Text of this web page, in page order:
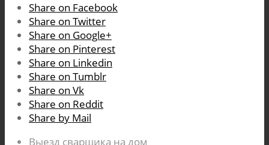
Share on Facebook
Share on Twitter
Share on Google+
Share on Pinterest
Share on Linkedin
Share on Tumblr
Share on Vk
Share on Reddit
Share by Mail
Выезд сварщика на дом